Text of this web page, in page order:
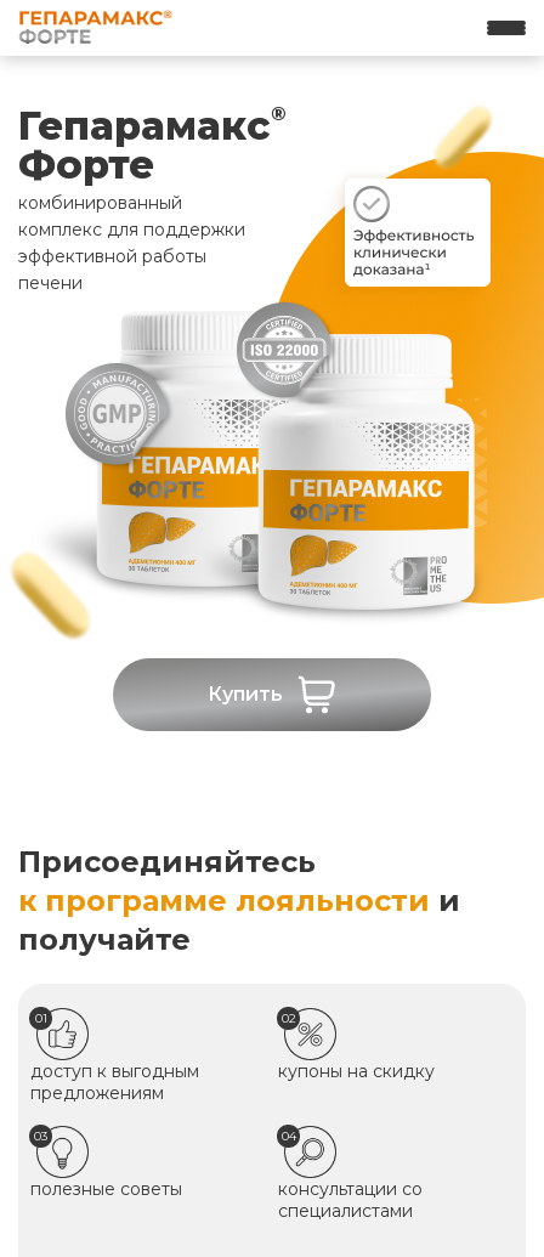
Гепарамакс®
Форте
комбинированный
комплекс для поддержки
эффективной работы
печени
Купить
Присоединяйтесь
к программе лояльности и
получайте
01
доступ к выгодным
предложениям
02
купоны на скидку
03
полезные советы
04
консультации со
специалистами